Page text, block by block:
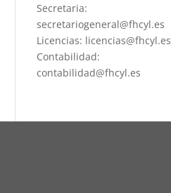
Secretaria:
secretariogeneral@fhcyl.es
Licencias: licencias@fhcyl.es
Contabilidad:
contabilidad@fhcyl.es